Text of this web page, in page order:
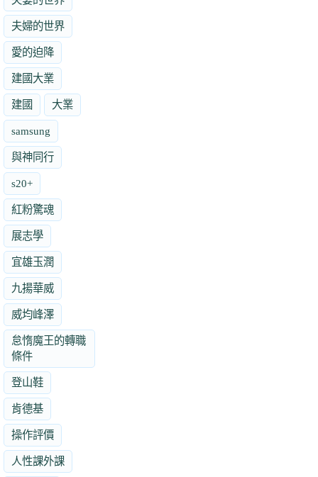
夫婦的世界
愛的迫降
建國大業
建國 大業
samsung
與神同行
s20+
紅粉驚魂
展志學
宜雄玉潤
九揚華威
威均峰澤
怠惰魔王的轉職
條件
登山鞋
肯德基
操作評價
人性課外課